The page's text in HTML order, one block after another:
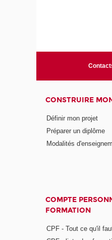
CONSTRUIRE
Définir mon projet
Préparer un diplôme
Modalités
COMPTE
FORMATION
CPF - Tout ce qu'il